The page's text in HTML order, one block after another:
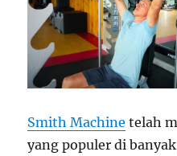
Smith Machine telah
yang populer di